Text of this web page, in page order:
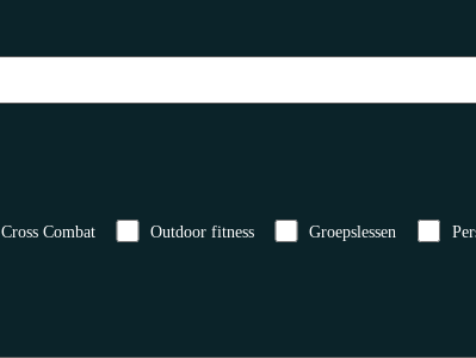
Cross Combat Outdoor fitness Groepslessen